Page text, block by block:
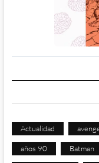
Actualidad
años 90 Batman